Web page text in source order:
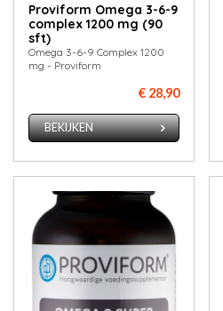
Proviform Omega 3-6-9
complex 1200 mg (90
sft)
Omega 3-6-9 Complex 1200
mg - Proviform
€ 28,90
BEKIJKEN